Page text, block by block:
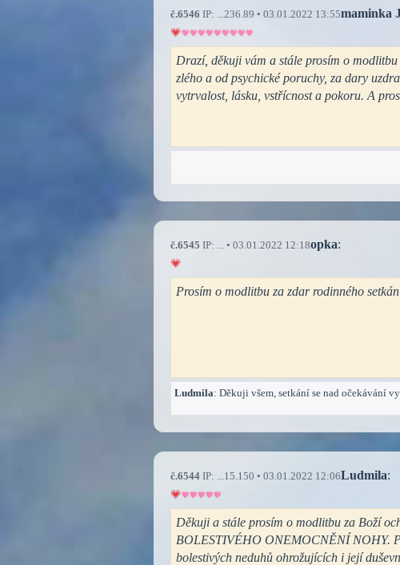
č.6546 IP: ...236.89 • 03.01.2022 13:55maminka
Drazí, děkuji vám a stále prosím o
zlého a od psychické poruchy, za dary
vytrvalost, lásku, vstřícnost a pokoru. A
č.6545 IP: ... • 03.01.2022 12:18opka:
Prosím o modlitbu za zdar rodinného
Ludmila: Děkuji všem, setkání se nad očekávání
č.6544 IP: ...15.150 • 03.01.2022 12:06Ludmila:
Děkuji a stále prosím o modlitbu za Boží
BOLESTIVÉHO ONEMOCNĚNÍ NOHY.
bolestivých neduhů ohrožujících i její